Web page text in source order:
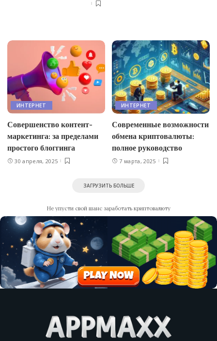
ИНТЕРНЕТ
Совершенство контент-
маркетинга: за пределами
простого блоггинга
30 апреля, 2025
ИНТЕРНЕТ
Современные возможности
обмена криптовалюты:
полное руководство
7 марта, 2025
ЗАГРУЗИТЬ БОЛЬШЕ
Не упусти свой шанс заработать криптовалюту